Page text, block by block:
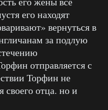
его находят
вернуться в
за подлую
отправляется с
Торфин не
своего отца. но и